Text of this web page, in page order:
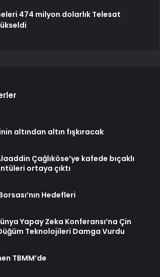
474 milyon dolarlık Telesat
altından altın fışkıracak
Çağlıköse’ye kafede bıçaklı
ortaya çıktı
Hedefleri
Yapay Zeka Konferansı’na Çin
Teknolojileri Damga Vurdu
TBMM’de